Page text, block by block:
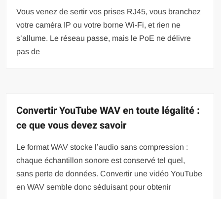
Vous venez de sertir vos prises RJ45, vous branchez
votre caméra IP ou votre borne Wi-Fi, et rien ne
s’allume. Le réseau passe, mais le PoE ne délivre
pas de
Convertir YouTube WAV en toute légalité :
ce que vous devez savoir
Le format WAV stocke l’audio sans compression :
chaque échantillon sonore est conservé tel quel,
sans perte de données. Convertir une vidéo YouTube
en WAV semble donc séduisant pour obtenir